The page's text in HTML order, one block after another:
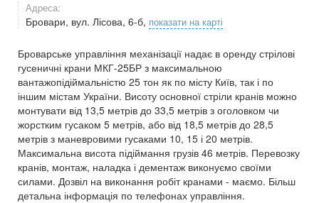
Адреса:
Бровари, вул. Лісова, 6-б, показати на карті
Броварське управління механізації надає в оренду стрілові
гусеничні крани МКГ-25БР з максимальною
вантажопідіймальністю 25 тон як по місту Київ, так і по
іншим містам України. Висоту основної стріли кранів можно
монтувати від 13,5 метрів до 33,5 метрів з оголовком чи
жорстким гусаком 5 метрів, або від 18,5 метрів до 28,5
метрів з маневровими гусаками 10, 15 і 20 метрів.
Максимальна висота підіймання грузів 46 метрів. Перевозку
кранів, монтаж, наладка і дементаж виконуємо своїми
силами. Дозвіл на виконання робіт кранами - маємо. Більш
детальна інформація по телефонах управління.